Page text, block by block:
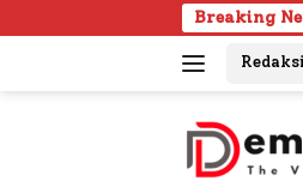
ke
Breaking
103 Kafilah
Redaksi